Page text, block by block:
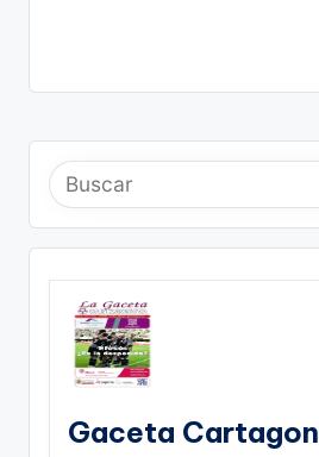
Gaceta